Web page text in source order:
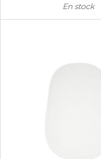
En stock